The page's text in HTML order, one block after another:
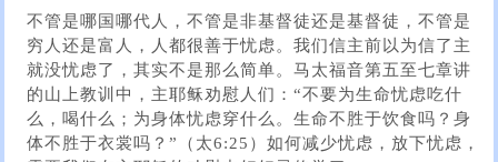
不管是哪国哪代人，不管是非基督徒还是基督徒，不管是
穷人还是富人，人都很善于忧虑。我们信主前以为信了主
就没忧虑了，其实不是那么简单。马太福音第五至七章讲
的山上教训中，主耶稣劝慰人们：“不要为生命忧虑吃什
么，喝什么；为身体忧虑穿什么。生命不胜于饮食吗？身
体不胜于衣裳吗？”（太6:25）如何减少忧虑，放下忧虑，